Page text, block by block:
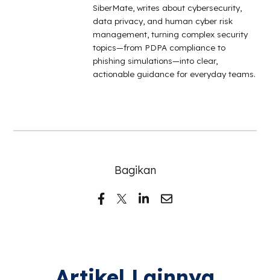
SiberMate, writes about cybersecurity,
data privacy, and human cyber risk
management, turning complex security
topics—from PDPA compliance to
phishing simulations—into clear,
actionable guidance for everyday teams.
Bagikan